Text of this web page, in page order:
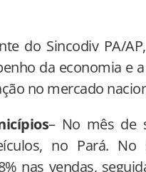
do Sincodiv PA/
da economia e
no mercado
– No mês de
no Pará.
nas vendas,